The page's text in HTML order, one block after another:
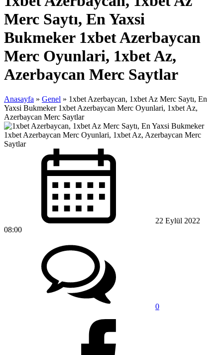
Merc Saytı, En Yaxsi
Bukmeker 1xbet Azerbaycan
Merc Oyunlari, 1xbet Az,
Azerbaycan Merc Saytlar
Anasayfa » Genel » 1xbet Azerbaycan, 1xbet Az Merc Saytı, En
Yaxsi Bukmeker 1xbet Azerbaycan Merc Oyunlari, 1xbet Az,
Azerbaycan Merc Saytlar
22 Eylül 2022
08:00
0